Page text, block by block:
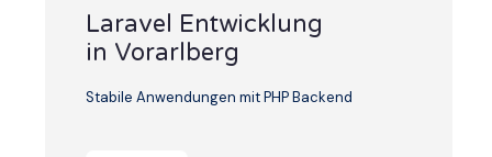
Laravel Entwicklung
in Vorarlberg
Stabile Anwendungen mit PHP Backend